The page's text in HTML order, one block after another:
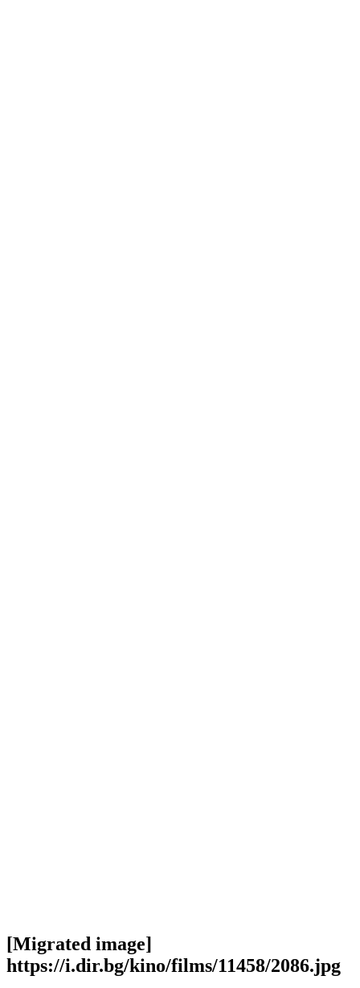
[Migrated image]
https://i.dir.bg/kino/films/11458/2086.jpg